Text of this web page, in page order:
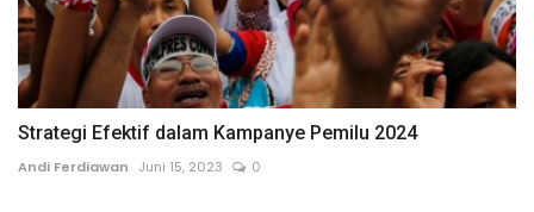
Strategi Efektif dalam Kampanye Pemilu 2024
Andi Ferdiawan Juni 15, 2023 0